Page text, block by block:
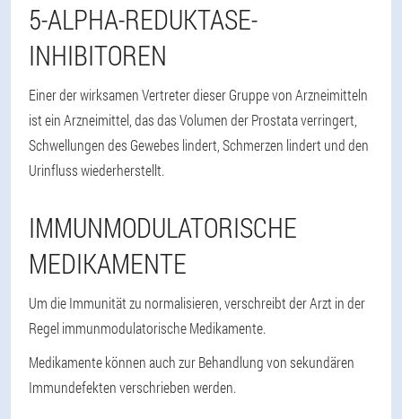
5-ALPHA-REDUKTASE-
INHIBITOREN
Einer der wirksamen Vertreter dieser Gruppe von Arzneimitteln
ist ein Arzneimittel, das das Volumen der Prostata verringert,
Schwellungen des Gewebes lindert, Schmerzen lindert und den
Urinfluss wiederherstellt.
IMMUNMODULATORISCHE
MEDIKAMENTE
Um die Immunität zu normalisieren, verschreibt der Arzt in der
Regel immunmodulatorische Medikamente.
Medikamente können auch zur Behandlung von sekundären
Immundefekten verschrieben werden.